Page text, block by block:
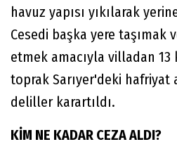
havuz yapısı yıkılarak
Cesedi başka yere taşımak
etmek amacıyla villadan
toprak Sarıyer'deki hafriyat
deliller karartıldı.
KİM NE KADAR CEZA ALDI?